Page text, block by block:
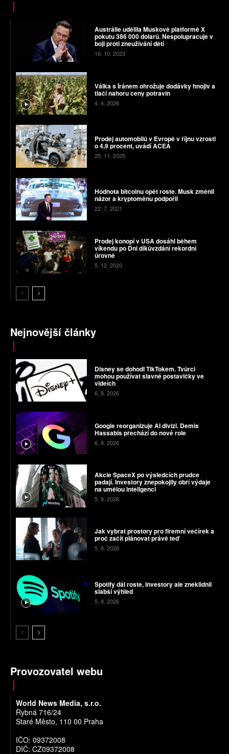
Austrálie udělila Muskově platformě X
pokutu 386 000 dolarů. Nespolupracuje v
boji proti zneužívání dětí
16. 10. 2023
Válka s Íránem ohrožuje dodávky hnojiv a
tlačí nahoru ceny potravin
4. 4. 2026
Prodej automobilů v Evropě v říjnu vzrostl
o 4,9 procent, uvádí ACEA
25. 11. 2025
Hodnota bitcoinu opět roste. Musk změnil
názor a kryptoměnu podpořil
22. 7. 2021
Prodej konopí v USA dosáhl během
víkendu po Dni díkůvzdání rekordní
úrovně
5. 12. 2020
Nejnovější články
Disney se dohodl TikTokem. Tvůrci
mohou používat slavné postavičky ve
videích
6. 8. 2026
Google reorganizuje AI divizi. Demis
Hassabis přechází do nové role
6. 8. 2026
Akcie SpaceX po výsledcích prudce
padají. Investory znepokojily obří výdaje
na umělou inteligenci
5. 8. 2026
Jak vybrat prostory pro firemní večírek a
proč začít plánovat právě teď
5. 8. 2026
Spotify dál roste, investory ale zneklidnil
slabší výhled
5. 8. 2026
Provozovatel webu
World News Media, s.r.o.
Rybná 716/24
Staré Město, 110 00 Praha
IČO: 09372008
DIČ: CZ09372008